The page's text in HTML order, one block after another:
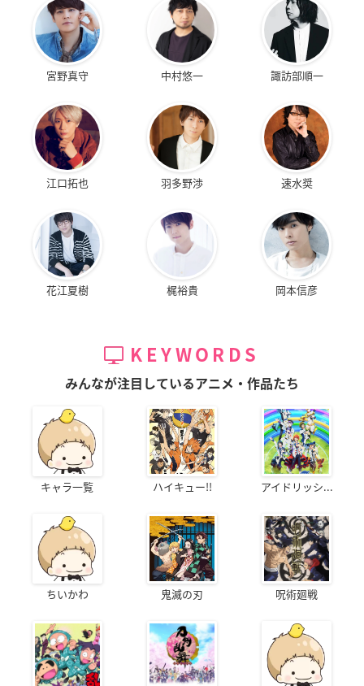
宮野真守 中村悠一 諏訪部順一
江口拓也 羽多野渉 速水奨
花江夏樹 梶裕貴 岡本信彦
KEYWORDS
みんなが注目しているアニメ・作品たち
キャラ一覧 ハイキュー!! アイドリッシ...
ちいかわ 鬼滅の刃 呪術廻戦